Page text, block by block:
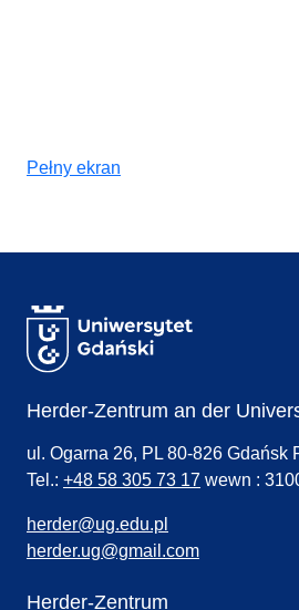
Pełny ekran
Herder-Zentrum an der
ul. Ogarna 26, PL 80-826 Gdańsk
Tel.: +48 58 305 73 17 wewn :
herder@ug.edu.pl
herder.ug@gmail.com
Herder-Zentrum